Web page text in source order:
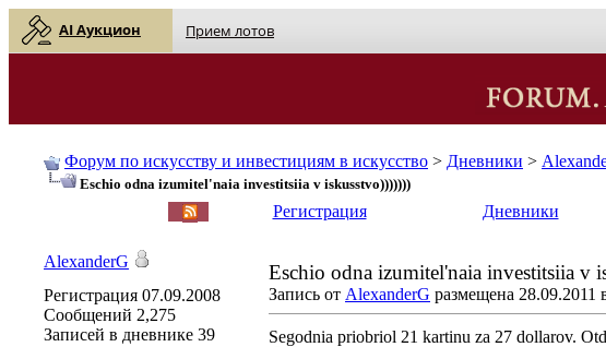
AI Аукцион Прием лотов
Форум по искусству и инвестициям в искусство > Дневники >
Eschio odna izumitel'naia investitsiia v iskusstvo)))))))
Регистрация Дневники
Eschio odna izumitel'naia investitsiia v
Запись от AlexanderG размещена 28.09.2011
Segodnia priobriol 21 kartinu za 27 dollarov.
AlexanderG
Регистрация 07.09.2008
Сообщений 2,275
Записей в дневнике 39